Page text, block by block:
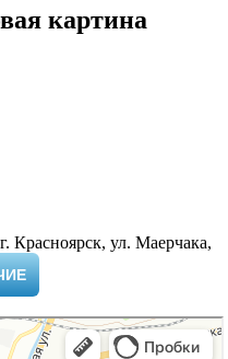
картина
Красноярск, ул. Маерчака,